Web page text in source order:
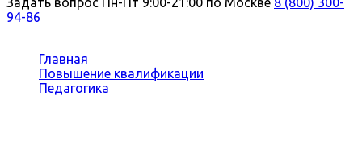
94-86
Главная
Повышение квалификации
Педагогика